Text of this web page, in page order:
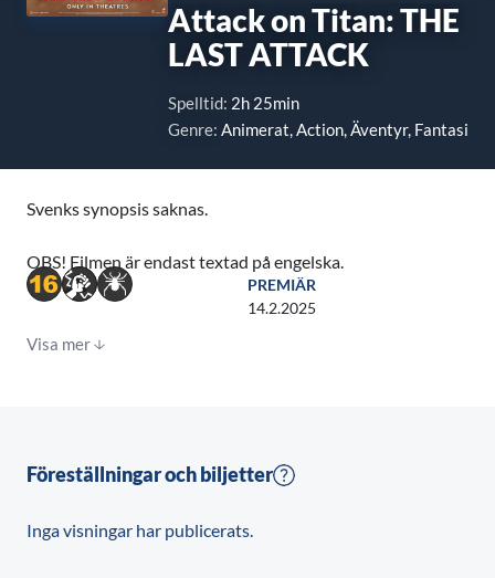
Attack on Titan: THE
LAST ATTACK
Spelltid: 2h 25min
Genre: Animerat, Action, Äventyr, Fantasi
Svenks synopsis saknas.
OBS! Filmen är endast textad på engelska.
PREMIÄR
14.2.2025
Visa mer
Föreställningar och biljetter
Inga visningar har publicerats.